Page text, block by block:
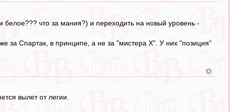
что за мания?) и переходить на новый уровень -
Спартак, в принципе, а не за "мистера Х". У них "позиция"
вылет от легии.